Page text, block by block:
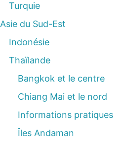
Turquie
Asie du Sud-Est
Indonésie
Thaïlande
Bangkok et le centre
Chiang Mai et le nord
Informations pratiques
Îles Andaman